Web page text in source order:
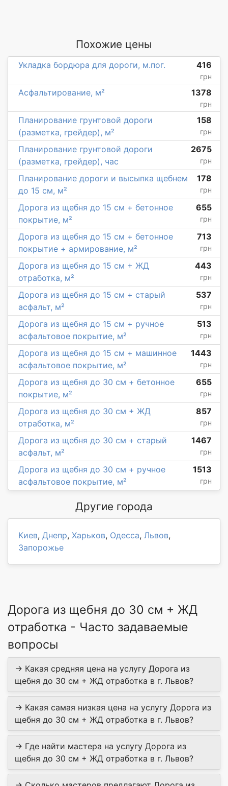
Похожие цены
Укладка бордюра для дороги, м.пог. 416
грн
Асфальтирование, м² 1378
грн
Планирование грунтовой дороги
(разметка, грейдер), м²
158
грн
Планирование грунтовой дороги
(разметка, грейдер), час
2675
грн
Планирование дороги и высыпка щебнем
до 15 см, м²
178
грн
Дорога из щебня до 15 см + бетонное
покрытие, м²
655
грн
Дорога из щебня до 15 см + бетонное
покрытие + армирование, м²
713
грн
Дорога из щебня до 15 см + ЖД
отработка, м²
443
грн
Дорога из щебня до 15 см + старый
асфальт, м²
537
грн
Дорога из щебня до 15 см + ручное
асфальтовое покрытие, м²
513
грн
Дорога из щебня до 15 см + машинное
асфальтовое покрытие, м²
1443
грн
Дорога из щебня до 30 см + бетонное
покрытие, м²
655
грн
Дорога из щебня до 30 см + ЖД
отработка, м²
857
грн
Дорога из щебня до 30 см + старый
асфальт, м²
1467
грн
Дорога из щебня до 30 см + ручное
асфальтовое покрытие, м²
1513
грн
Другие города
Киев, Днепр, Харьков, Одесса, Львов,
Запорожье
Дорога из щебня до 30 см + ЖД
отработка - Часто задаваемые
вопросы
→ Какая средняя цена на услугу Дорога из
щебня до 30 см + ЖД отработка в г. Львов?
→ Какая самая низкая цена на услугу Дорога из
щебня до 30 см + ЖД отработка в г. Львов?
→ Где найти мастера на услугу Дорога из
щебня до 30 см + ЖД отработка в г. Львов?